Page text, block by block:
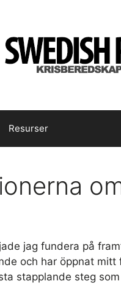
Resurser
jag fundera på
och har öppnat mitt
stapplande steg